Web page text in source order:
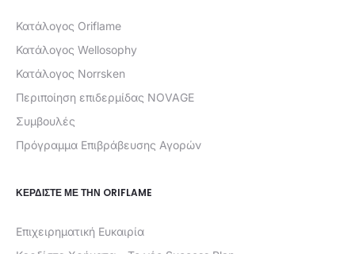
Κατάλογος Oriflame
Κατάλογος Wellosophy
Κατάλογος Norrsken
Περιποίηση επιδερμίδας NOVAGE
Συμβουλές
Πρόγραμμα Επιβράβευσης Αγορών
ΚΕΡΔΊΣΤΕ ΜΕ ΤΗΝ ORIFLAME
Επιχειρηματική Ευκαιρία